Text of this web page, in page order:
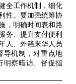
全工作机制，细化
性。要加强统筹协
，明确时间表和路
务、提升支付便利
人、外籍来华人员
导机制，对重点地
明察暗访、督促指